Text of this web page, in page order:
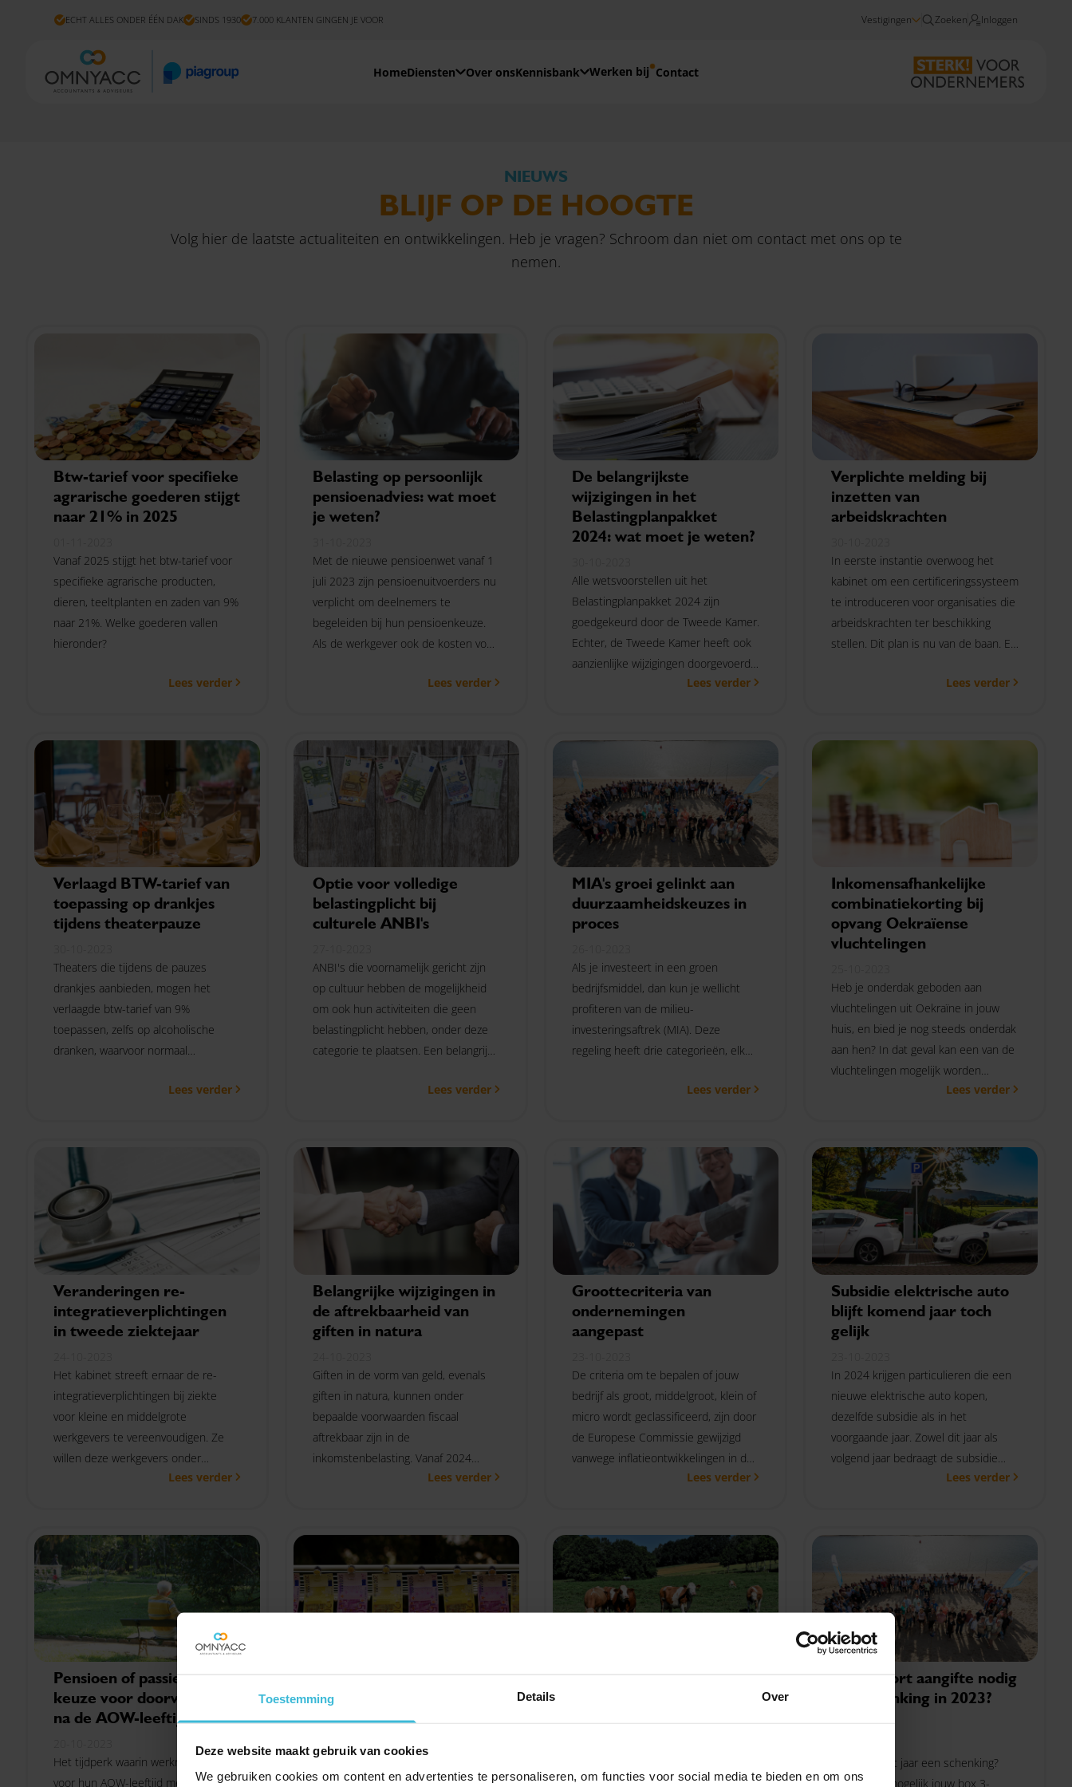
Toestemming Details Over
Deze website maakt gebruik van cookies
We gebruiken cookies om content en advertenties te personaliseren, om functies voor social media te bieden en om ons
ECHT ALLES ONDER ÉÉN DAK SINDS 1930 7.000 KLANTEN GINGEN JE VOOR Vestigingen Zoeken Inloggen
HomeDiensten Over onsKennisbank Werken bij Contact
Nieuws
NIEUWS
BLIJF OP DE HOOGTE
Volg hier de laatste actualiteiten en ontwikkelingen. Heb je vragen? Schroom dan niet om contactmet ons op te
nemen.
Btw-tarief voor specifieke
agrarische goederen stijgt
naar 21% in 2025
Vanaf 2025 stijgt het btw-tarief voor
specifieke agrarische producten,
dieren, teeltplanten en zaden van 9%
naar 21%. Welke goederen vallen
hieronder?
Lees verder
Belasting op persoonlijk
pensioenadvies: wat moet
je weten?
Met de nieuwe pensioenwet vanaf 1
juli 2023 zijn pensioenuitvoerders nu
verplicht om deelnemers te
begeleiden bij hun pensioenkeuze.
Als de werkgever ook de kosten voor
Lees verder
De belangrijkste
wijzigingen in het
Belastingplanpakket
2024: wat moet je weten?
Alle wetsvoorstellen uit het
Belastingplanpakket 2024 zijn
goedgekeurd door de Tweede Kamer.
Echter, de Tweede Kamer heeft ook
aanzienlijke wijzigingen doorgevoerd
door middel van het aannemen van
Lees verder
Verplichte melding bij
inzetten van
arbeidskrachten
In eerste instantie overwoog het
kabinet om een certificeringssysteem
te introduceren voor organisaties die
arbeidskrachten ter beschikking
stellen. Dit plan is nu van de baan. Er
behandeling in de Tweede Kamer om
Lees verder
Verlaagd BTW-tarief van
toepassing op drankjes
tijdens theaterpauze
Theaters die tijdens de pauzes
drankjes aanbieden, mogen het
verlaagde btw-tarief van 9%
toepassen, zelfs op alcoholische
dranken, waarvoor normaal
Deze beslissing is recent genomen
Lees verder
Optie voor volledige
belastingplicht bij
culturele ANBI's
ANBI's die voornamelijk gericht zijn
op cultuur hebben de mogelijkheid
om ook hun activiteiten die geen
belastingplicht hebben, onder deze
categorie te plaatsen. Een belangrijk
verliezen van deze activiteiten
onder de vennootschapsbelasting
vallen.
Lees verder
MIA's groei gelinkt aan
duurzaamheidskeuzes in
proces
Als je investeert in een groen
bedrijfsmiddel, dan kun je wellicht
profiteren van de milieu-
investeringsaftrek (MIA). Deze
regeling heeft drie categorieën, elk
investeringsaftrek. Als je investeert in
dan mis je de MIA niet. Dat heeft de
Belastingdienst onlangs nog
Lees verder
Inkomensafhankelijke
combinatiekorting bij
opvang Oekraïense
vluchtelingen
Heb je onderdak geboden aan
vluchtelingen uit Oekraïne in jouw
huis, en bied je nog steeds onderdak
aan hen? In dat geval kan een van de
vluchtelingen mogelijk worden
beschouwd als jouw fiscale partner,
combinatiekorting. De
staatssecretaris heeft met
terugwerkende kracht vanaf 2022
een oplossing hiervoor geboden.
Lees verder
Veranderingen re-
integratieverplichtingen
in tweede ziektejaar
Het kabinet streeft ernaar de re-
integratieverplichtingen bij ziekte
voor kleine en middelgrote
werkgevers te vereenvoudigen. Ze
willen deze werkgevers onder
bepaalde voorwaarden de
te beëindigen. Dit is neergelegd in
een wetsvoorstel dat ter
internetconsultatie is aangeboden.
Lees verder
Belangrijke wijzigingen in
de aftrekbaarheid van
giften in natura
Giften in de vorm van geld, evenals
giften in natura, kunnen onder
bepaalde voorwaarden fiscaal
aftrekbaar zijn in de
inkomstenbelasting. Vanaf 2024
wordt er echter een aanvullende
Lees verder
Groottecriteria van
ondernemingen
aangepast
De criteria om te bepalen of jouw
bedrijf als groot, middelgroot, klein of
micro wordt geclassificeerd, zijn door
de Europese Commissie gewijzigd
vanwege inflatieontwikkelingen in de
Lees verder
Subsidie elektrische auto
blijft komend jaar toch
gelijk
In 2024 krijgen particulieren die een
nieuwe elektrische auto kopen,
dezelfde subsidie als in het
voorgaande jaar. Zowel dit jaar als
volgend jaar bedraagt de subsidie
voor een nieuwe elektrische auto €
Lees verder
Pensioen of passie? De
keuze voor doorwerken
na de AOW-leeftijd
Het tijdperk waarin werknemers ruim
voor hun AOW-leeftijd met pensioen
rentepercentage voor
toeslagen
19-10-2023
Tijdens Prinsjesdag heeft het kabinet
voorgesteld de rente op toeslagen
gepresenteerd over de uitbreiding
Binnenkort aangifte nodig
van schenking in 2023?
Ontving je dit jaar een schenking?
Dan kun je mogelijk jouw box 3-